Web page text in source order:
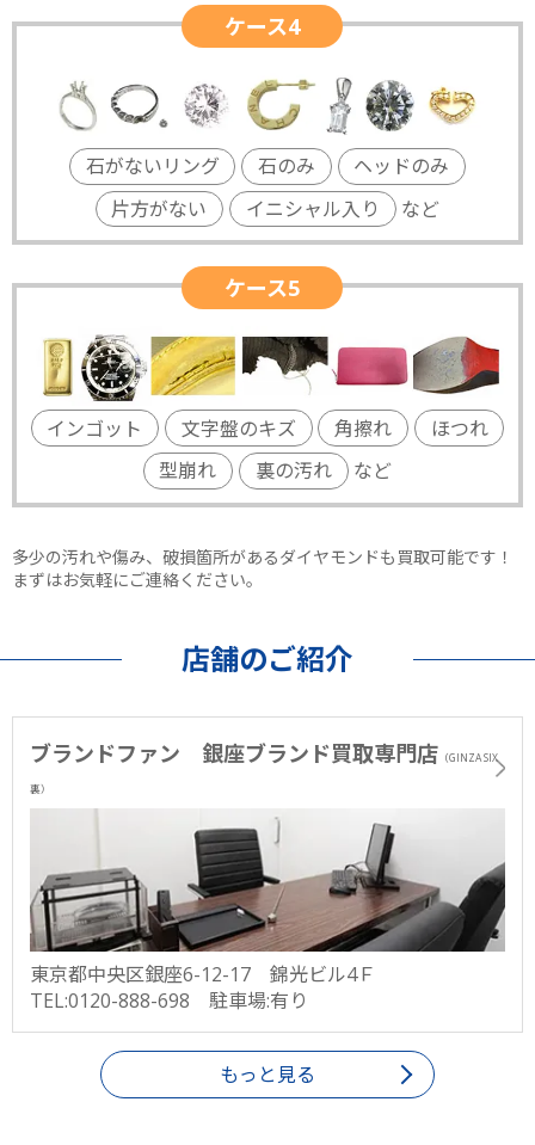
ケース4
石がないリング 石のみ
ヘッドのみ
片方がない
イニシャル入り など
ケース5
インゴット 文字盤のキズ 角擦れ
ほつれ
型崩れ
裏の汚れ など
多少の汚れや傷み、破損箇所があるダイヤモンドも買取可能です！
まずはお気軽にご連絡ください。
店舗のご紹介
ブランドファン 銀座ブランド買取専門店 （GINZA SIX
裏）
東京都中央区銀座6-12-17 錦光ビル4Ｆ
TEL:0120-888-698 駐車場:有り
もっと見る